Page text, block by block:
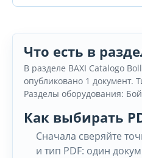
Что есть в
В разделе BAXI Catalogo
опубликовано 1 документ.
Разделы оборудования:
Как выбирать
Сначала сверяйте
и тип PDF: один